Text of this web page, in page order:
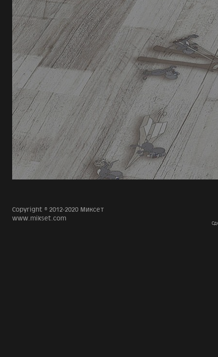
Copyright © 2012-2020 Миксет
www.mikset.com